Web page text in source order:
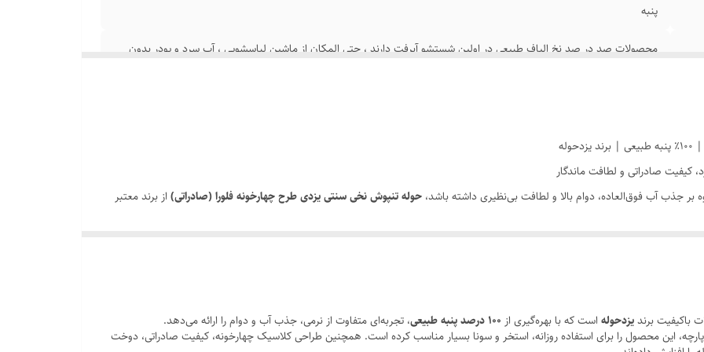
پنبه
محصولات صد در صد نخ الیاف طبیعی در اولین شستشو آبرفت دارند ، حتی المکان از ماشین لباسشویی ، آب سرد و پودر بدون
کمربند
ماشین لباسشویی
کیفیت صادراتی و لطافت ماندگار
بر جذب آب فوق‌العاده، دوام بالا و لطافت بی‌نظیری داشته باشد، حوله تنپوش نخی سنتی یزدی طرح چهارخونه فلورا (صادراتی) از برند معتبر
طبیعی علاوه بر لطافت مثال‌زدنی، قدرت جذب آب بسیار بالایی دارد و به پوست اجازه تنفس می‌دهد.
باکیفیت برندیزدحوله است که با بهره‌گیری از 100 درصد پنبه طبیعی
، تجربه‌ای متفاوت از نرمی، جذب آب و دوام را ارائه می‌دهد.
این محصول را برای استفاده روزانه، استخر و سونا بسیار مناسب کرده است. همچنین طراحی کلاسیک چهارخونه، کیفیت صادراتی، دوخت